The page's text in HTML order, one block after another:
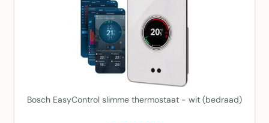
Bosch EasyControl slimme thermostaat - wit (bedraad)